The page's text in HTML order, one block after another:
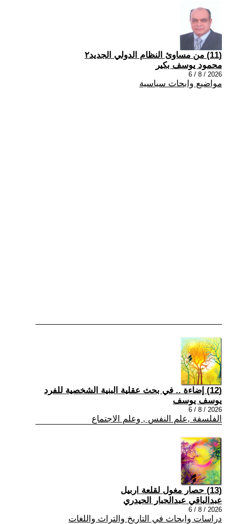
(11) من مساوئ النظام الدولي الجديد٢
محمود يوسف بكير
2026 / 8 / 6
مواضيع وابحاث سياسية
(12) إضاءة .. في بحث عقلية البنية الشخصية للفرد
يوسف يوسف
2026 / 8 / 6
الفلسفة ,علم النفس , وعلم الاجتماع
(13) حصار مغول لقلعة اربيل
عبدالباقي عبدالجبار الحيدري
2026 / 8 / 6
دراسات وابحاث في التاريخ والتراث واللغات